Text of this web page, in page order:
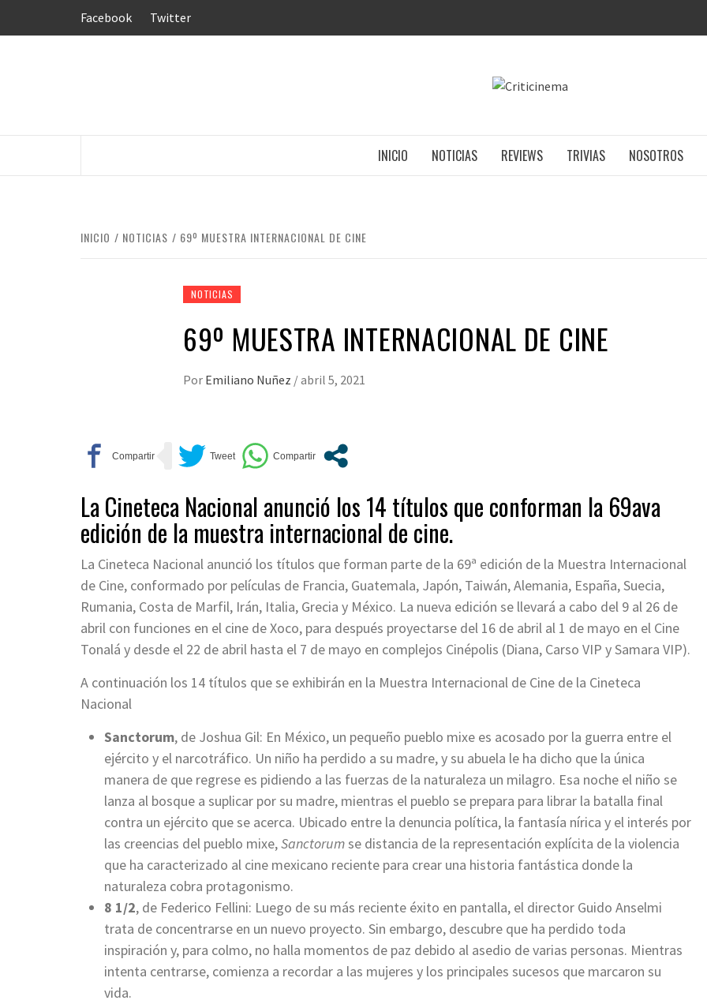
Facebook Twitter
INICIO NOTICIAS REVIEWS TRIVIAS NOSOTROS
INICIO NOTICIAS 69º MUESTRA INTERNACIONAL DE CINE
NOTICIAS
69º MUESTRA INTERNACIONAL DE CINE
Por Emiliano Nuñez /abril 5, 2021
La Cineteca Nacional anunció los 14 títulos que conforman la 69ava
edición de la muestra internacional de cine.
La Cineteca Nacional anunció los títulos que forman parte de la 69ª edición de la Muestra Internacional
de Cine, conformado por películas de Francia, Guatemala, Japón, Taiwán, Alemania, España, Suecia,
Rumania, Costa de Marfil, Irán, Italia, Grecia y México. La nueva edición se llevará a cabo del 9 al 26 de
abril con funciones en el cine de Xoco, para después proyectarse del 16 de abril al 1 de mayo en el Cine
Tonalá y desde el 22 de abril hasta el 7 de mayo en complejos Cinépolis (Diana, Carso VIP y Samara VIP).
A continuación los 14 títulos que se exhibirán en la Muestra Internacional de Cine de la Cineteca
Nacional
Sanctorum, de Joshua Gil: En México, un pequeño pueblo mixe es acosado por la guerra entre el
ejército y el narcotráfico. Un niño ha perdido a su madre, y su abuela le ha dicho que la única
manera de que regrese es pidiendo a las fuerzas de la naturaleza un milagro. Esa noche el niño se
lanza al bosque a suplicar por su madre, mientras el pueblo se prepara para librar la batalla final
contra un ejército que se acerca. Ubicado entre la denuncia política, la fantasía nírica y el interés por
las creencias del pueblo mixe,Sanctorumse distancia de la representación explícita de la violencia
que ha caracterizado al cine mexicano reciente para crear una historia fantástica donde la
naturaleza cobra protagonismo.
8 1/2, de Federico Fellini: Luego de su más reciente éxito en pantalla, el director Guido Anselmi
trata de concentrarse en un nuevo proyecto. Sin embargo, descubre que ha perdido toda
inspiración y, para colmo, no halla momentos de paz debido al asedio de varias personas. Mientras
intenta centrarse, comienza a recordar a las mujeres y los principales sucesos que marcaron su
vida.